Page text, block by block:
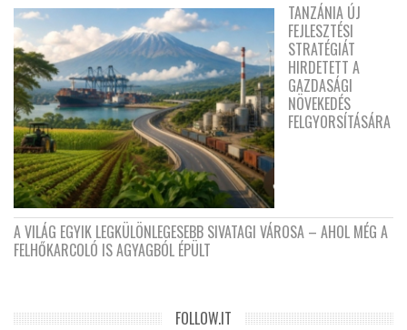
TANZÁNIA ÚJ
FEJLESZTÉSI
STRATÉGIÁT
HIRDETETT A
GAZDASÁGI
NÖVEKEDÉS
FELGYORSÍTÁSÁRA
A VILÁG EGYIK LEGKÜLÖNLEGESEBB SIVATAGI VÁROSA – AHOL MÉG A
FELHŐKARCOLÓ IS AGYAGBÓL ÉPÜLT
FOLLOW.IT